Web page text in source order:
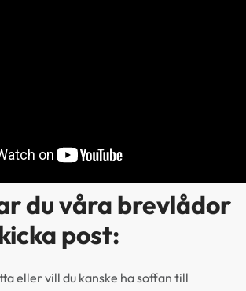
du våra brevlådor
post:
eller vill du kanske ha soffan till